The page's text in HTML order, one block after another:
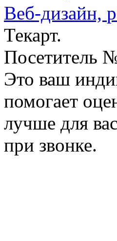
Веб-дизайн,
Текарт.
Посетитель
Это ваш
помогает
лучше для
при звонке.